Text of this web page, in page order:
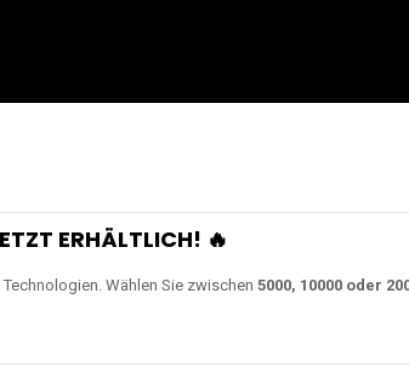
ERHÄLTLICH! 🔥
Wählen Sie zwischen 5000, 10000 oder